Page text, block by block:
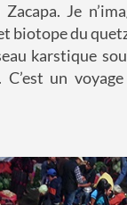
Je
biotope du
karstique
C’est un